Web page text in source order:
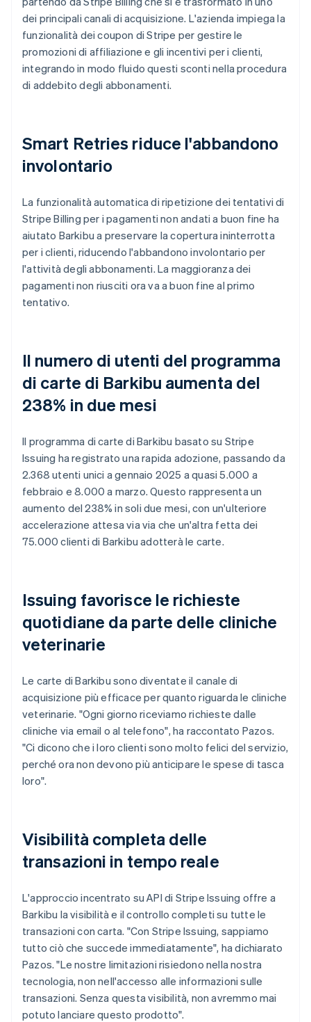
dei principali canali di acquisizione. L'azienda impiega la
funzionalità dei coupon di Stripe per gestire le
promozioni di affiliazione e gli incentivi per i clienti,
integrando in modo fluido questi sconti nella procedura
di addebito degli abbonamenti.
Smart Retries riduce l'abbandono
involontario
La funzionalità automatica di ripetizione dei tentativi di
Stripe Billing per i pagamenti non andati a buon fine ha
aiutato Barkibu a preservare la copertura ininterrotta
per i clienti, riducendo l'abbandono involontario per
l'attività degli abbonamenti. La maggioranza dei
pagamenti non riusciti ora va a buon fine al primo
tentativo.
Il numero di utenti del programma
di carte di Barkibu aumenta del
238% in due mesi
Il programma di carte di Barkibu basato su Stripe
Issuing ha registrato una rapida adozione, passando da
2.368 utenti unici a gennaio 2025 a quasi 5.000 a
febbraio e 8.000 a marzo. Questo rappresenta un
aumento del 238% in soli due mesi, con un'ulteriore
accelerazione attesa via via che un'altra fetta dei
75.000 clienti di Barkibu adotterà le carte.
Issuing favorisce le richieste
quotidiane da parte delle cliniche
veterinarie
Le carte di Barkibu sono diventate il canale di
acquisizione più efficace per quanto riguarda le cliniche
veterinarie. "Ogni giorno riceviamo richieste dalle
cliniche via email o al telefono", ha raccontato Pazos.
"Ci dicono che i loro clienti sono molto felici del servizio,
perché ora non devono più anticipare le spese di tasca
loro".
Visibilità completa delle
transazioni in tempo reale
L'approccio incentrato su API di Stripe Issuing offre a
Barkibu la visibilità e il controllo completi su tutte le
transazioni con carta. "Con Stripe Issuing, sappiamo
tutto ciò che succede immediatamente", ha dichiarato
Pazos. "Le nostre limitazioni risiedono nella nostra
tecnologia, non nell'accesso alle informazioni sulle
transazioni. Senza questa visibilità, non avremmo mai
potuto lanciare questo prodotto".